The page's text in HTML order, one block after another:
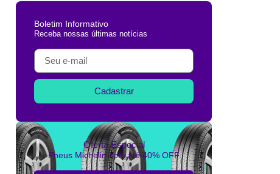
Boletim Informativo
Receba nossas últimas notícias
Cadastrar
Oferta Especial
Pneus Michelin com até 40% OFF